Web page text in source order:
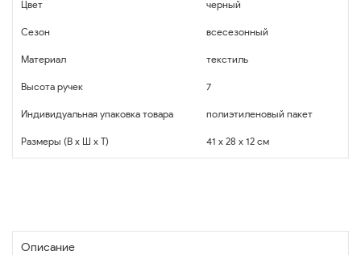
Цвет черный
Сезон всесезонный
Материал текстиль
Высота ручек 7
Индивидуальная упаковка товара полиэтиленовый пакет
Размеры (В x Ш x Т) 41 x 28 x 12 см
Описание